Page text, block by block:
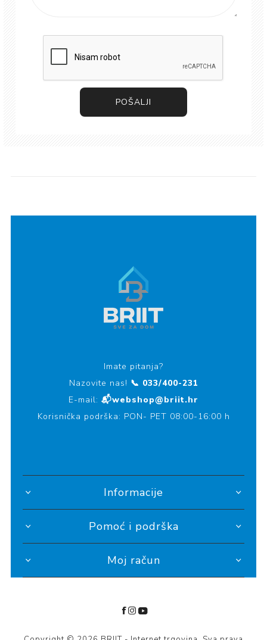
POŠALJI
Imate pitanja?
Nazovite nas! 📞 033/400-231
E-mail: 📬webshop@briit.hr
Korisnička podrška: PON- PET 08:00-16:00 h
Informacije
Pomoć i podrška
Moj račun